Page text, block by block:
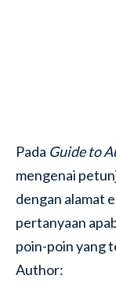
Pada Guide to
mengenai
dengan alamat
pertanyaan
poin-poin yang
Author: